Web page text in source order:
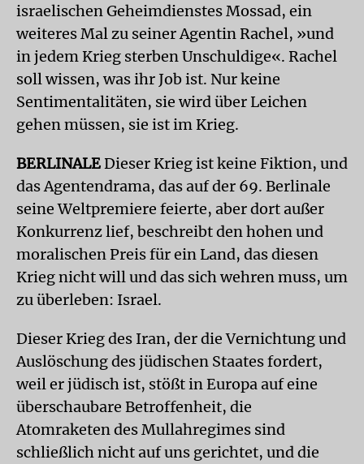
israelischen Geheimdienstes Mossad, ein
weiteres Mal zu seiner Agentin Rachel, »und
in jedem Krieg sterben Unschuldige«. Rachel
soll wissen, was ihr Job ist. Nur keine
Sentimentalitäten, sie wird über Leichen
gehen müssen, sie ist im Krieg.
BERLINALEDieser Krieg ist keine Fiktion, und
das Agentendrama, das auf der 69. Berlinale
seine Weltpremiere feierte, aber dort außer
Konkurrenz lief, beschreibt den hohen und
moralischen Preis für ein Land, das diesen
Krieg nicht will und das sich wehren muss, um
zu überleben: Israel.
Dieser Krieg des Iran, der die Vernichtung und
Auslöschung des jüdischen Staates fordert,
weil er jüdisch ist, stößt in Europa auf eine
überschaubare Betroffenheit, die
Atomraketen des Mullahregimes sind
schließlich nicht auf uns gerichtet, und die